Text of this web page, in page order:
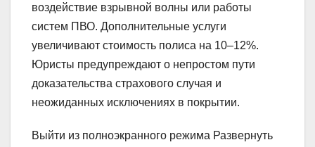
воздействие взрывной волны или работы
систем ПВО. Дополнительные услуги
увеличивают стоимость полиса на 10–12%.
Юристы предупреждают о непростом пути
доказательства страхового случая и
неожиданных исключениях в покрытии.
Выйти из полноэкранного режима Развернуть